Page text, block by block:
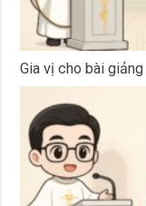
Gia vị cho bài